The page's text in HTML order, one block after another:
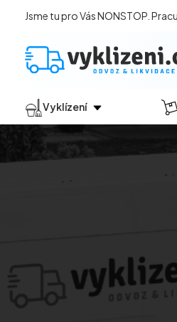
Jsme tu pro Vás NONSTOP.
Vyklízení
Jak vyklízení probíhá?
Vyklízení sklepů a garáží
Vyklízení zahrad